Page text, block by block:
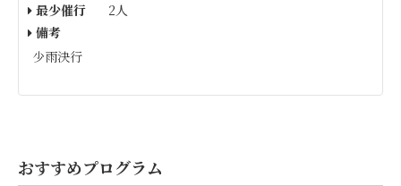
最少催行
2人
備考
少雨決行
おすすめプログラム